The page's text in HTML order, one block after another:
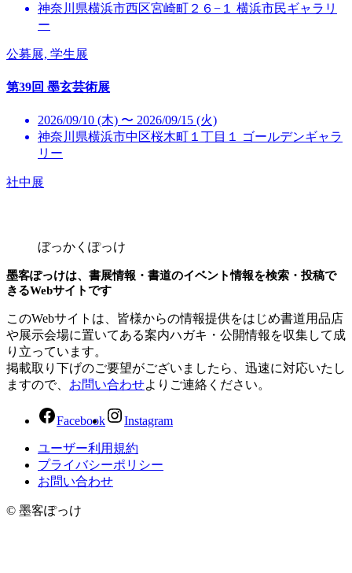
神奈川県横浜市西区宮崎町２６−１ 横浜市民ギャラリ
ー
公募展, 学生展
第39回 墨玄芸術展
2026/09/10 (木) 〜 2026/09/15 (火)
神奈川県横浜市中区桜木町１丁目１ ゴールデンギャラ
リー
社中展
ぼっかくぽっけ
墨客ぽっけは、書展情報・書道のイベント情報を検索・投稿で
きるWebサイトです
このWebサイトは、皆様からの情報提供をはじめ書道用品店
や展示会場に置いてある案内ハガキ・公開情報を収集して成
り立っています。
掲載取り下げのご要望がございましたら、迅速に対応いたし
ますので、 お問い合わせよりご連絡ください。
Facebook Instagram
ユーザー利用規約
プライバシーポリシー
お問い合わせ
© 墨客ぽっけ